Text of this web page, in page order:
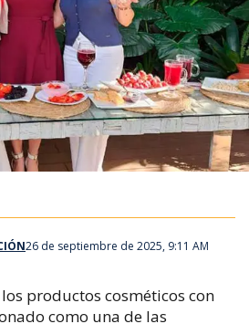
26 de septiembre de 2025, 9:11 AM
productos cosméticos con
como una de las